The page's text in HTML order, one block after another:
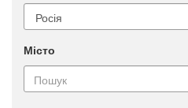
Місто